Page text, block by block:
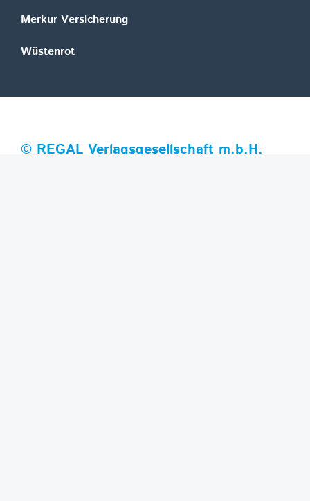
Merkur Versicherung
Wüstenrot
© REGAL Verlagsgesellschaft m.b.H.